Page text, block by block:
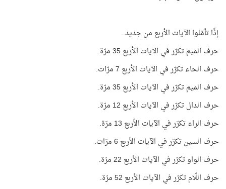
إذًا تأمّلوا الآيات الأربع من جديد..
حرف الميم تكرّر في الآيات الأربع 35 مرّة.
حرف الحاء تكرّر في الآيات الأربع 7 مرّات.
حرف الميم تكرّر في الآيات الأربع 35 مرّة.
حرف الدال تكرّر في الآيات الأربع 12 مرّة.
حرف الراء تكرّر في الآيات الأربع 13 مرّة.
حرف السين تكرّر في الآيات الأربع 6 مرّات.
حرف الواو تكرّر في الآيات الأربع 22 مرّة.
حرف اللّام تكرّر في الآيات الأربع 52 مرّة.